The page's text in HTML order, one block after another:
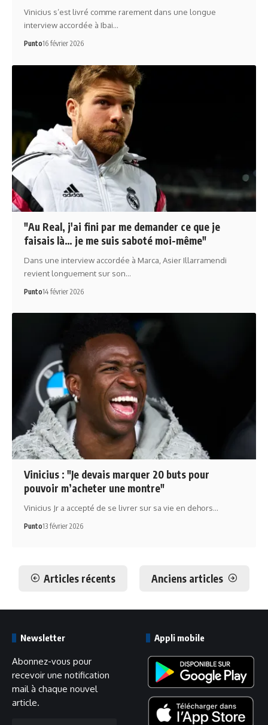
Vinicius s’est livré comme rarement dans une longue
interview accordée à Ibai…
Punto16 février 2026
"Au Real, j'ai fini par me demander ce que je
faisais là… je me suis saboté moi-même"
Dans une interview accordée à Marca, Asier Illarramendi
revient longuement sur son…
Punto14 février 2026
Vinicius : "Je devais marquer 20 buts pour
pouvoir m’acheter une montre"
Vinicius Jr a accepté de se livrer sur sa vie en dehors…
Punto13 février 2026
Articles récents Anciens articles
Newsletter
Abonnez-vous pour
recevoir une notification
mail à chaque nouvel
article.
Appli mobile